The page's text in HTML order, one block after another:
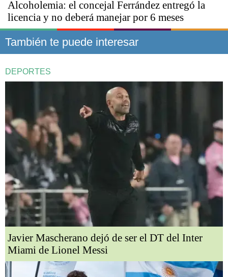
Alcoholemia: el concejal Ferrández entregó la
licencia y no deberá manejar por 6 meses
También te puede interesar
DEPORTES
Javier Mascherano dejó de ser el DT del Inter
Miami de Lionel Messi